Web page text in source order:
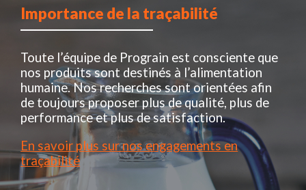
Importance de la traçabilité
Toute l’équipe de Prograin est consciente que
nos produits sont destinés à l’alimentation
humaine. Nos recherches sont orientées afin
de toujours proposer plus de qualité, plus de
performance et plus de satisfaction.
En savoir plus sur nos engagements en
traçabilité